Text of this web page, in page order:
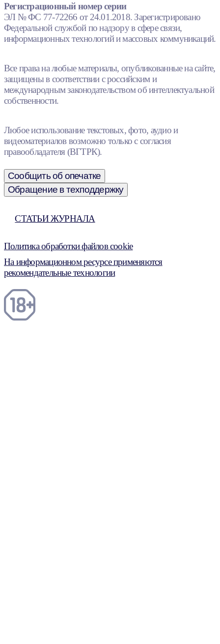
Регистрационный номер серии
ЭЛ № ФС 77-72266 от 24.01.2018. Зарегистрировано
Федеральной службой по надзору в сфере связи,
информационных технологий и массовых коммуникаций.
Все права на любые материалы, опубликованные на сайте,
защищены в соответствии с российским и
международным законодательством об интеллектуальной
собственности.
Любое использование текстовых, фото, аудио и
видеоматериалов возможно только с согласия
правообладателя (ВГТРК).
Сообщить об опечатке
Обращение в техподдержку
СТАТЬИ ЖУРНАЛА
Политика обработки файлов cookie
На информационном ресурсе применяются
рекомендательные технологии